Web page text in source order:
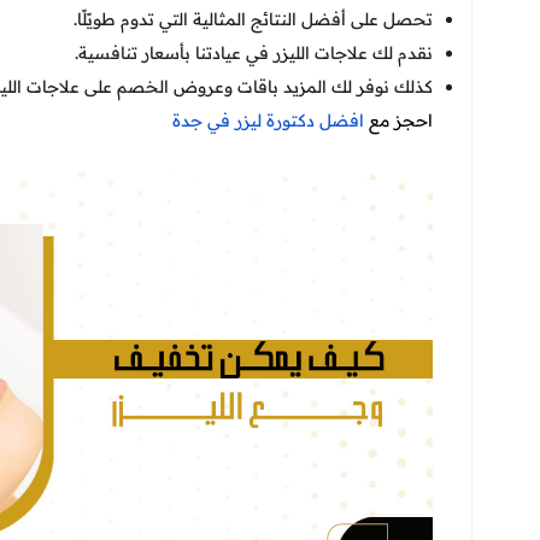
تحصل على أفضل النتائج المثالية التي تدوم طويًلًا.
نقدم لك علاجات الليزر في عيادتنا بأسعار تنافسية.
كذلك نوفر لك المزيد باقات وعروض الخصم على علاجات
احجز مع افضل دكتورة ليزر في جدة